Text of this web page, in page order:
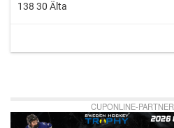
138 30 Älta
CUPONLINE-PARTNER